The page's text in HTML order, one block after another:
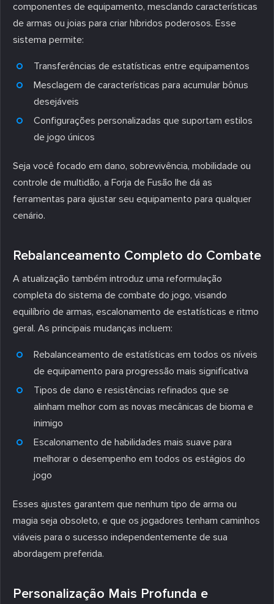
componentes de equipamento, mesclando características
de armas ou joias para criar híbridos poderosos. Esse
sistema permite:
Transferências de estatísticas entre equipamentos
Mesclagem de características para acumular bônus
desejáveis
Configurações personalizadas que suportam estilos
de jogo únicos
Seja você focado em dano, sobrevivência, mobilidade ou
controle de multidão, a Forja de Fusão lhe dá as
ferramentas para ajustar seu equipamento para qualquer
cenário.
Rebalanceamento Completo do Combate
A atualização também introduz uma reformulação
completa do sistema de combate do jogo, visando
equilíbrio de armas, escalonamento de estatísticas e ritmo
geral. As principais mudanças incluem:
Rebalanceamento de estatísticas em todos os níveis
de equipamento para progressão mais significativa
Tipos de dano e resistências refinados que se
alinham melhor com as novas mecânicas de bioma e
inimigo
Escalonamento de habilidades mais suave para
melhorar o desempenho em todos os estágios do
jogo
Esses ajustes garantem que nenhum tipo de arma ou
magia seja obsoleto, e que os jogadores tenham caminhos
viáveis para o sucesso independentemente de sua
abordagem preferida.
Personalização Mais Profunda e